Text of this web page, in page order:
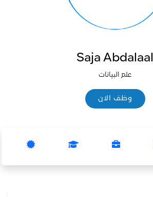
Saja Abdalaal
علم البيانات
وظف الان
وظف الان